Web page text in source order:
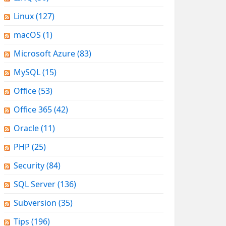
Linux(127)
macOS (1)
Microsoft Azure(83)
MySQL(15)
Office(53)
Office 365(42)
Oracle(11)
PHP (25)
Security(84)
SQL Server(136)
Subversion (35)
Tips (196)